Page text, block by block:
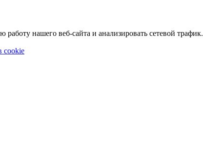
нашего веб-сайта и анализировать сетевой трафик.
cookie